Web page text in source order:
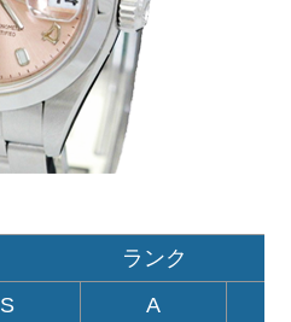
ランク
S
A